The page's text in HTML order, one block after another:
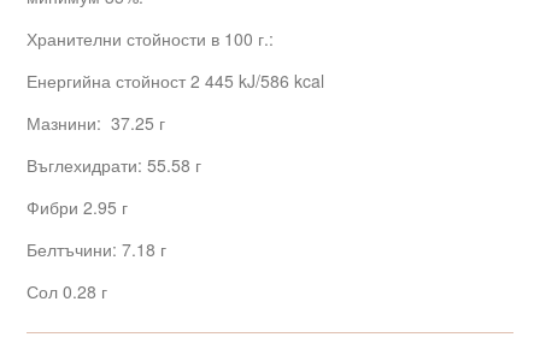
Хранителни стойности в 100 г.:
Енергийна стойност 2 445 kJ/586 kcal
Мазнини: 37.25 г
Въглехидрати: 55.58 г
Фибри 2.95 г
Белтъчини: 7.18 г
Сол 0.28 г